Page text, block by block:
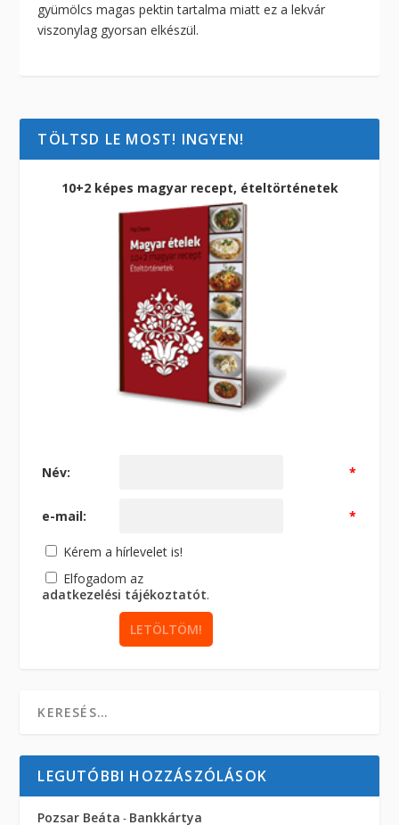
gyümölcs magas pektin tartalma miatt ez a lekvár
viszonylag gyorsan elkészül.
TÖLTSD LE MOST! INGYEN!
10+2 képes magyar recept, ételtörténetek
Név: *
e-mail: *
Kérem a hírlevelet is!
Elfogadom az
adatkezelési tájékoztatót.
LEGUTÓBBI HOZZÁSZÓLÁSOK
Pozsar Beáta - Bankkártya